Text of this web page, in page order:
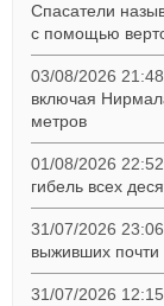
Спасатели
с помощью
03/08/2026 21:48
включая
метров
01/08/2026 22:52
гибель всех
31/07/2026 23:06
выживших почти
31/07/2026 12:15